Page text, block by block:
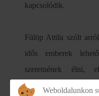
kapcsolódik.
Fülöp Attila szólt
idős emberek
szeretnének élni,
szeretnének igénybe
Weboldalunkon